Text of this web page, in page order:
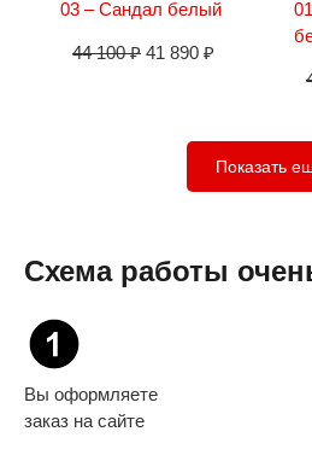
03 – Сандал белый
44 100₽ 41 890 ₽
Показать
Схема работы
Вы оформляете
заказ на сайте